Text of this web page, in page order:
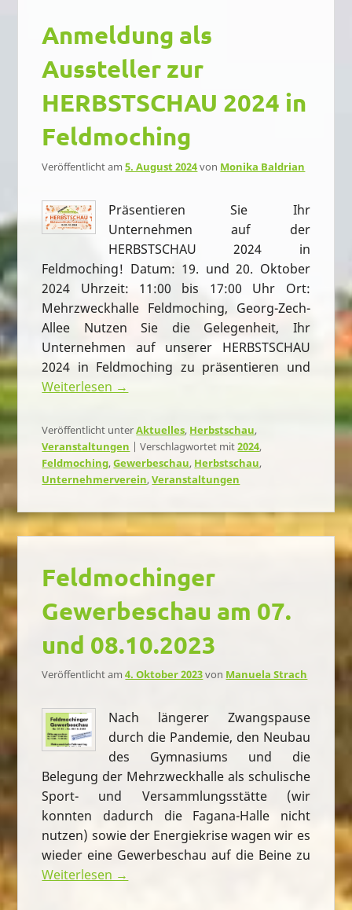
Anmeldung als
Aussteller zur
HERBSTSCHAU 2024 in
Feldmoching
Veröffentlicht am5. August 2024von Monika Baldrian
Präsentieren Sie Ihr
Unternehmen auf der
HERBSTSCHAU 2024 in
Feldmoching! Datum: 19. und 20. Oktober
2024 Uhrzeit: 11:00 bis 17:00 Uhr Ort:
Mehrzweckhalle Feldmoching, Georg-Zech-
Allee Nutzen Sie die Gelegenheit, Ihr
Unternehmen auf unserer HERBSTSCHAU
2024 in Feldmoching zu präsentieren und
Weiterlesen →
Veröffentlicht unterAktuelles, Herbstschau,
Veranstaltungen |Verschlagwortet mit2024,
Feldmoching,Gewerbeschau, Herbstschau,
Unternehmerverein,Veranstaltungen
Feldmochinger
Gewerbeschau am 07.
und 08.10.2023
Veröffentlicht am4. Oktober 2023von Manuela Strach
Nach längerer Zwangspause
durch die Pandemie, den Neubau
des Gymnasiums und die
Belegung der Mehrzweckhalle als schulische
Sport- und Versammlungsstätte (wir
konnten dadurch die Fagana-Halle nicht
nutzen) sowie der Energiekrise wagen wir es
wieder eine Gewerbeschau auf die Beine zu
Weiterlesen →